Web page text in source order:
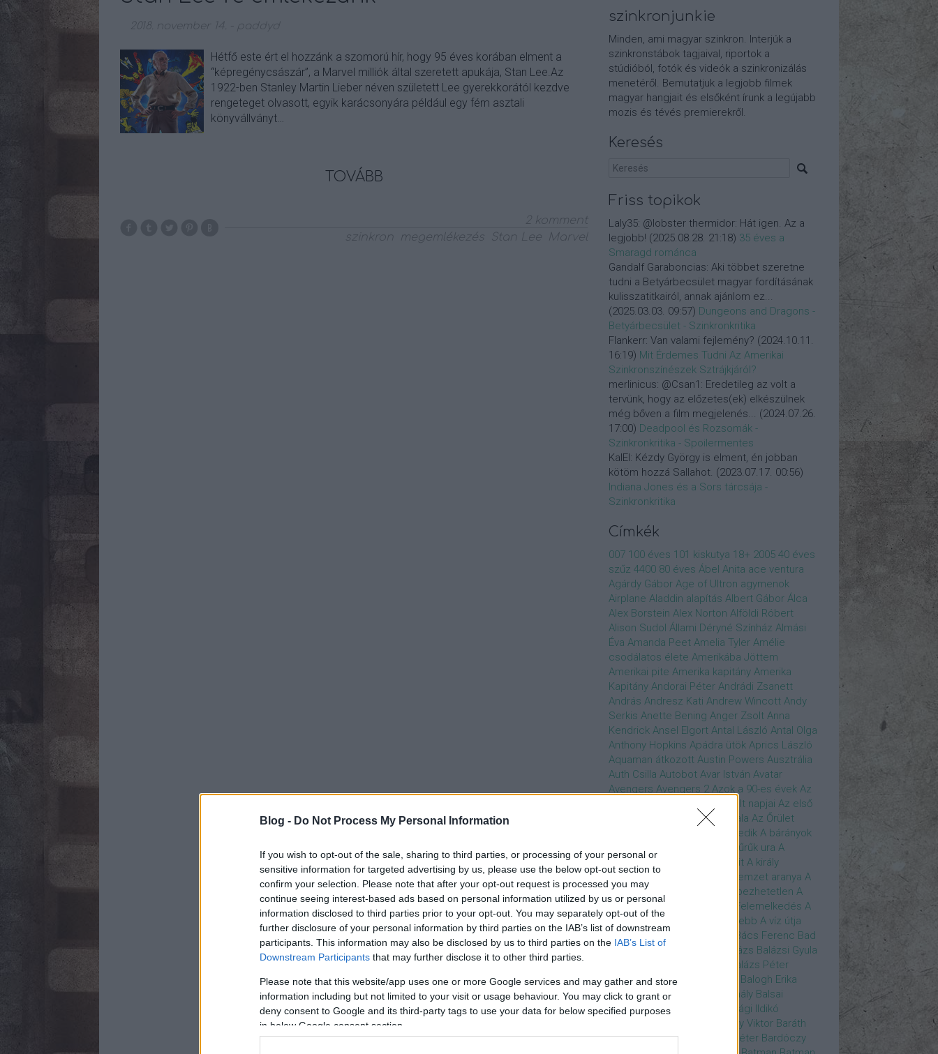
Blog - Do Not Process My Personal Information
If you wish to opt-out of the sale, sharing to third parties, or processing of your personal or
sensitive information for targeted advertising by us, please use the below opt-out section to
confirm your selection. Please note that after your opt-out request is processed you may
continue seeing interest-based ads based on personal information utilized by us or personal
information disclosed to third parties prior to your opt-out. You may separately opt-out of the
further disclosure of your personal information by third parties on the IAB’s list of downstream
participants. This information may also be disclosed by us to third parties on the IAB’s List of
Downstream Participants that may further disclose it to other third parties.
Please note that this website/app uses one or more Google services and may gather and store
information including but not limited to your visit or usage behaviour. You may click to grant or
deny consent to Google and its third-party tags to use your data for below specified purposes
in below Google consent section.
2018. november 14. paddyd
Hétfő este ért el hozzánk a szomorú hír, hogy 95 éves korában elment a
“képregénycsászár”, a Marvel milliók által szeretett apukája, Stan Lee.Az
1922-ben Stanley Martin Lieber néven született Lee gyerekkorától kezdve
rengeteget olvasott, egyik karácsonyára például egy fém asztali
könyvállványt…
TOVÁBB
2 komment
szinkron
megemlékezés Stan Lee Marvel
szinkronjunkie
Minden, ami magyar szinkron. Interjúk a
szinkronstábok tagjaival, riportok a
stúdióból, fotók és videók a szinkronizálás
menetéről. Bemutatjuk a legjobb filmek
magyar hangjait és elsőként írunk a legújabb
mozis és tévés premierekről.
Keresés
Friss topikok
Laly35: @lobster thermidor: Hát igen. Az a
legjobb! (2025.08.28. 21:18) 35 éves a
Smaragd románca
Gandalf Garaboncias: Aki többet szeretne
tudni a Betyárbecsület magyar fordításának
kulisszatitkairól, annak ajánlom ez...
(2025.03.03. 09:57) Dungeons and Dragons -
Betyárbecsület - Szinkronkritika
Flankerr: Van valami fejlemény? (2024.10.11.
16:19) Mit Érdemes Tudni Az Amerikai
Szinkronszínészek Sztrájkjáról?
merlinicus: @Csan1: Eredetileg az volt a
tervünk, hogy az előzetes(ek) elkészülnek
még bőven a film megjelenés... (2024.07.26.
17:00) Deadpool és Rozsomák -
Szinkronkritika - Spoilermentes
KalEl: Kézdy György is elment, én jobban
kötöm hozzá Sallahot. (2023.07.17. 00:56)
Indiana Jones és a Sors tárcsája -
Szinkronkritika
Címkék
007 100 éves 101 kiskutya 18+ 2005 40 éves
szűz 4400 80 éves Ábel Anita ace ventura
Agárdy Gábor Age of Ultron agymenok
Airplane Aladdin alapítás Albert Gábor Álca
Alex Borstein Alex Norton Alföldi Róbert
Alison Sudol Állami Déryné Színház Almási
Éva Amanda Peet Amelia Tyler Amélie
csodálatos élete Amerikába Jöttem
Amerikai pite Amerika kapitány Amerika
Kapitány Andorai Péter Andrádi Zsanett
András Andresz Kati Andrew Wincott Andy
Serkis Anette Bening Anger Zsolt Anna
Kendrick Ansel Elgort Antal László Antal Olga
Anthony Hopkins Apádra ütök Aprics László
Aquaman átkozott Austin Powers Ausztrália
Auth Csilla Autobot Avar István Avatar
Avengers Avengers 2 Azok a 90-es évek Az
Az eljövendő múlt napjai Az első
Az igazság hajnala Az Őrület
Az Utolsó Jedik A bárányok
A gyűrűk ura A
Hangya és a Darázs
A hobbit A király
beszéde A kis hableány A nemzet aranya A
Notre Dame i toronyőr
A sebezhetetlen A
sötét lovag A sötét lovag - Felemelkedés A
szomszéd nője mindig zöldebb A víz útja
Baby Driver Bácskai János Bács Ferenc Bad
Boys Bajos csajok Balázs Balázsi Gyula
Balázs Péter
Baldurs Gate 3
Balogh Erika
Balogh Mix Stúdió
Balog Mihály Balsai
Mónika Bánfalvi Eszter
Bánsági Ildikó
Baradlay Viktor Baráth
István Barát Attia Barbinek Péter Bardóczy